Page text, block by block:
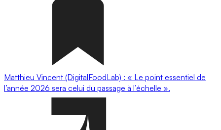
Matthieu Vincent (DigitalFoodLab) : « Le point essentiel de
l’année 2026 sera celui du passage à l’échelle ».